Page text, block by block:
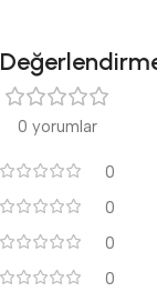
0 yorumlar
0
0
0
0